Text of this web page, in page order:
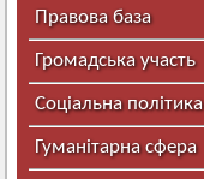
Правова база
Громадська участь
Соціальна політика
Гуманітарна сфера